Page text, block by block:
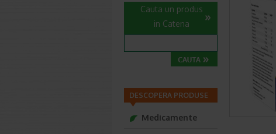
Cauta un produs
in Catena
DESCOPERA PRODUSE
Medicamente